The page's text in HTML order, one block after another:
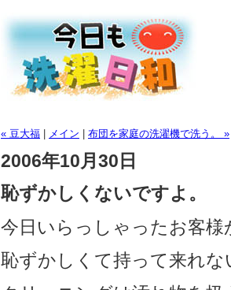
« 豆大福 メイン 布団を家庭の洗濯機で洗う。 »
2006年10月30日
恥ずかしくないですよ。
今日いらっしゃったお客
恥ずかしくて持って来れな